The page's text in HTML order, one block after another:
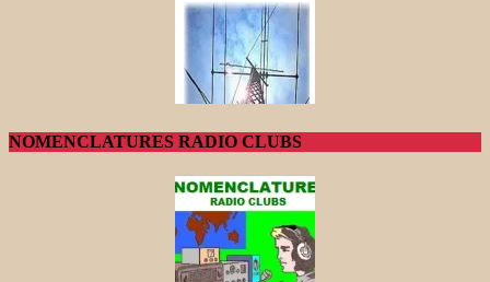
NOMENCLATURES RADIO CLUBS